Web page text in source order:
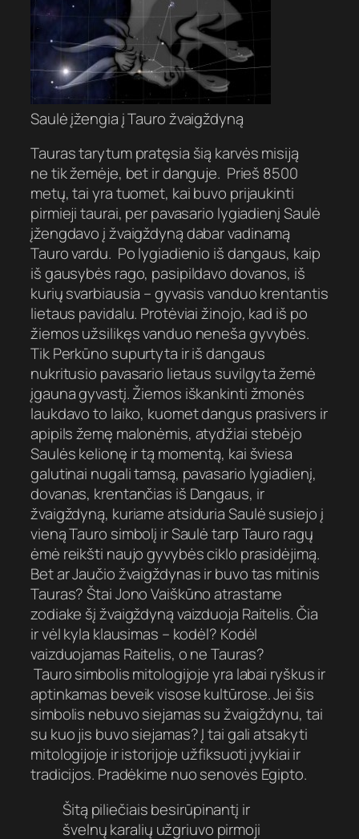
Saulė įžengia į Tauro žvaigždyną
Tauras tarytum pratęsia šią karvės misiją
ne tik žemėje, bet ir danguje. Prieš 8500
metų, tai yra tuomet, kai buvo prijaukinti
pirmieji taurai, per pavasario lygiadienį Saulė
įžengdavo į žvaigždyną dabar vadinamą
Tauro vardu. Po lygiadienio iš dangaus, kaip
iš gausybės rago, pasipildavo dovanos, iš
kurių svarbiausia – gyvasis vanduo krentantis
lietaus pavidalu. Protėviai žinojo, kad iš po
žiemos užsilikęs vanduo neneša gyvybės.
Tik Perkūno supurtyta ir iš dangaus
nukritusio pavasario lietaus suvilgyta žemė
įgauna gyvastį. Žiemos iškankinti žmonės
laukdavo to laiko, kuomet dangus prasivers ir
apipils žemę malonėmis, atydžiai stebėjo
Saulės kelionę ir tą momentą, kai šviesa
galutinai nugali tamsą, pavasario lygiadienį,
dovanas, krentančias iš Dangaus, ir
žvaigždyną, kuriame atsiduria Saulė susiejo į
vieną Tauro simbolį ir Saulė tarp Tauro ragų
ėmė reikšti naujo gyvybės ciklo prasidėjimą.
Bet ar Jaučio žvaigždynas ir buvo tas mitinis
Tauras? Štai Jono Vaiškūno atrastame
zodiake šį žvaigždyną vaizduoja Raitelis. Čia
ir vėl kyla klausimas – kodėl? Kodėl
vaizduojamas Raitelis, o ne Tauras?
Tauro simbolis mitologijoje yra labai ryškus ir
aptinkamas beveik visose kultūrose. Jei šis
simbolis nebuvo siejamas su žvaigždynu, tai
su kuo jis buvo siejamas? Į tai gali atsakyti
mitologijoje ir istorijoje užfiksuoti įvykiai ir
tradicijos. Pradėkime nuo senovės Egipto.
Šitą piliečiais besirūpinantį ir
švelnų karalių užgriuvo pirmoji